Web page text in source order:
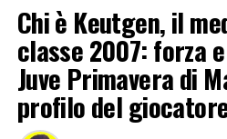
Chi è Keutgen, il
classe 2007: forza
Juve Primavera di
profilo del